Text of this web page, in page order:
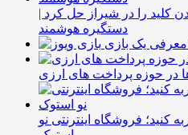
را در شیراز حل کرد |
دستگیره هوشمند
معرفی یک بازی
در حوزه پرداخت های ارزی
کنید؛ فروشگاه اینترنتی نو